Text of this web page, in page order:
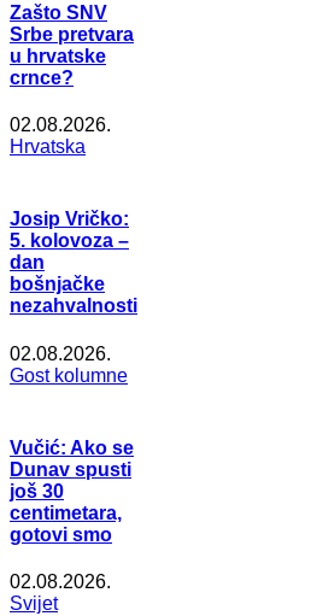
Zašto SNV
Srbe pretvara
u hrvatske
crnce?
02.08.2026.
Hrvatska
Josip Vričko:
5. kolovoza –
dan
bošnjačke
nezahvalnosti
02.08.2026.
Gost kolumne
Vučić: Ako se
Dunav spusti
još 30
centimetara,
gotovi smo
02.08.2026.
Svijet